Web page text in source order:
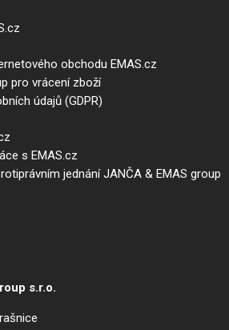
obchodu EMAS.cz
pro vrácení zboží
údajů (GDPR)
s EMAS.cz
jednání JANČA & EMAS group
s.r.o.